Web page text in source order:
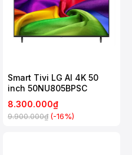
Smart Tivi LG AI 4K 50
inch 50NU805BPSC
8.300.000₫
9.900.000₫ (-16%)